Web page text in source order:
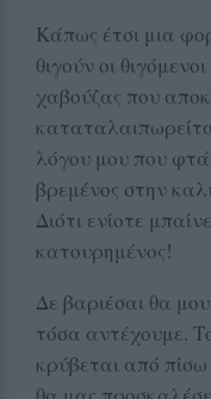
Κάπως έτσι μια
θιγούν οι
χαβούζας που
λόγου μου που
βρεμένος στην
Διότι ενίοτε
κατουρημένος!
Δε βαριέσαι θα
τόσα αντέχουμε.
κρύβεται από